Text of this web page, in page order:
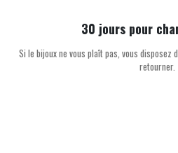
30 jours pour
Si le bijoux ne vous plaît pas, vous disposez
retourner.